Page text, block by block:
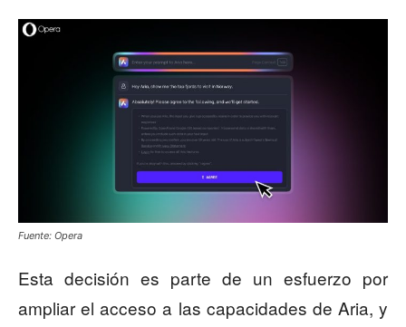
Fuente: Opera
Esta decisión es parte de un esfuerzo por
ampliar el acceso a las capacidades de Aria, y